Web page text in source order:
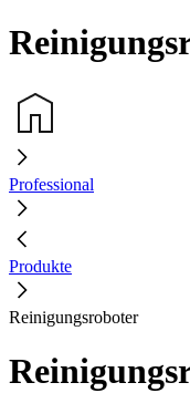
Professional
Produkte
Reinigungsroboter